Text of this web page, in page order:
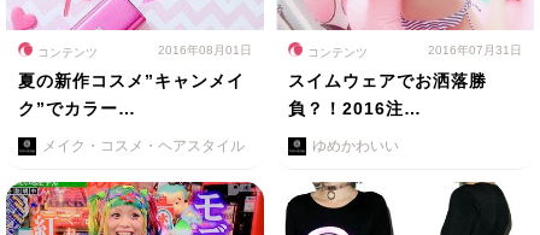
コンテンツ 2016年08月01日
夏の新作コスメ”キャンメイ
ク”でカラー…
メイク・コスメ・ヘアスタイル
コンテンツ 2016年07月31日
スイムウェアでお洒落勝
負？！2016注…
ゆめかわいい